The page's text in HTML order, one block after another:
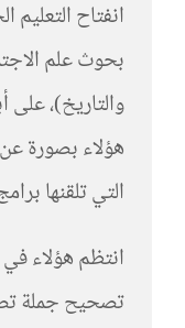
انفتاح
بحوث علم
والتاريخ)، على
هؤلاء بصورة عن
التي تلقنها
انتظم هؤلاء
تصحيح جملة